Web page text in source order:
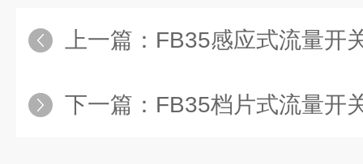
上一篇： FB35感应式流量开
下一篇： FB35档片式流量开